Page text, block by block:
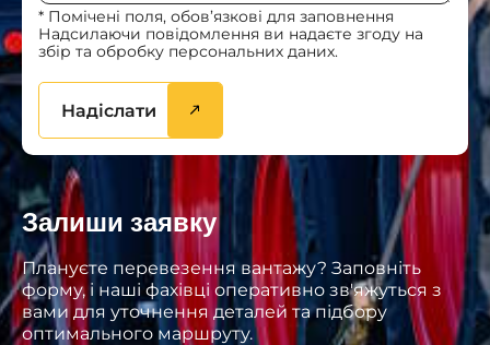
* Помічені поля, обов’язкові для заповнення
Надсилаючи повідомлення ви надаєте згоду на
збір та обробку персональних даних.
Надіслати
Залиши заявку
Плануєте перевезення вантажу? Заповніть
форму, і наші фахівці оперативно зв'яжуться з
вами для уточнення деталей та підбору
оптимального маршруту.